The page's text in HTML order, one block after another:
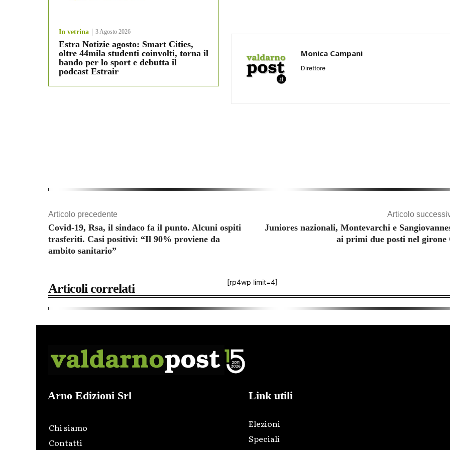
In vetrina 3 Agosto 2026
Estra Notizie agosto: Smart Cities,
oltre 44mila studenti coinvolti, torna il
bando per lo sport e debutta il
podcast Estrair
Monica Campani
Direttore
Articolo precedente
Covid-19, Rsa, il sindaco fa il punto. Alcuni ospiti
trasferiti. Casi positivi: “Il 90% proviene da
ambito sanitario”
Articolo
Juniores nazionali, Montevarchi e
ai primi due posti nel girone
[rp4wp limit=4]
Articoli correlati
Arno Edizioni Srl
Chi siamo
Contatti
Link utili
Elezioni
Speciali